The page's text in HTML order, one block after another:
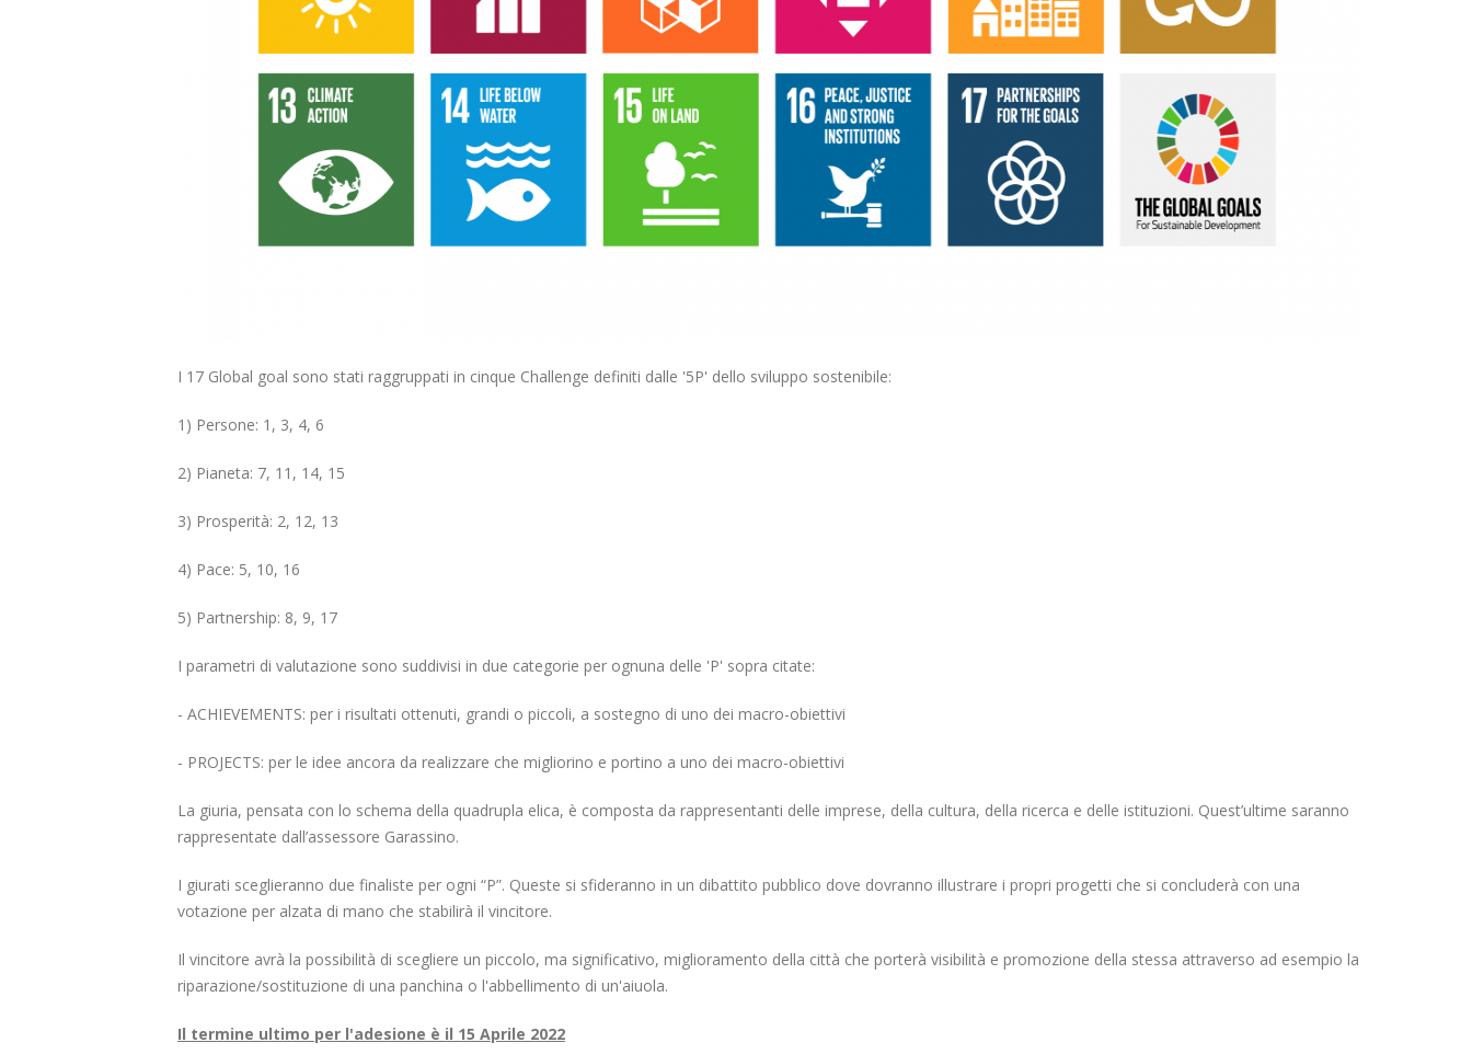
I 17 Global goal sono stati raggruppati in cinque Challenge definiti dalle '5P' dello sviluppo sostenibile:
1) Persone: 1, 3, 4, 6
2) Pianeta: 7, 11, 14, 15
3) Prosperità: 2, 12, 13
4) Pace: 5, 10, 16
5) Partnership: 8, 9, 17
I parametri di valutazione sono suddivisi in due categorie per ognuna delle 'P' sopra citate:
- ACHIEVEMENTS: per i risultati ottenuti, grandi o piccoli, a sostegno di uno dei macro-obiettivi
- PROJECTS: per le idee ancora da realizzare che migliorino e portino a uno dei macro-obiettivi
La giuria, pensata con lo schema della quadrupla elica, è composta da rappresentanti delle imprese, della cultura, della ricerca e delle istituzioni. Quest’ultime saranno
rappresentate dall’assessore Garassino.
I giurati sceglieranno due finaliste per ogni “P”. Queste si sfideranno in un dibattito pubblico dove dovranno illustrare i propri progetti che si concluderà con una
votazione per alzata di mano che stabilirà il vincitore.
Il vincitore avrà la possibilità di scegliere un piccolo, ma significativo, miglioramento della città che porterà visibilità e promozione della stessa attraverso ad esempio la
riparazione/sostituzione di una panchina o l'abbellimento di un'aiuola.
Il termine ultimo per l'adesione è il 15 Aprile 2022